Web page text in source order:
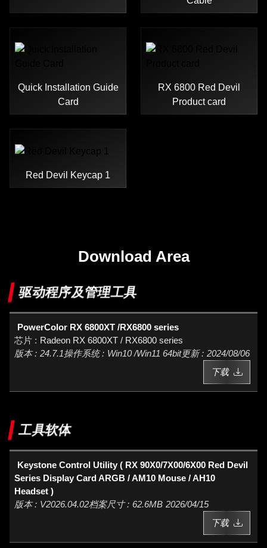
Quick Installation Guide
Card
RX 6800 Red Devil
Product card
Red Devil Keycap 1
Download Area
驱动程序及管理工具
PowerColor RX 6800XT /RX6800 series
Radeon RX 6800XT / RX6800 series
24.7.1
Win10 /Win11 64bit
2024/08/06
下载
工具软体
Keystone Control Utility ( RX 90X0/7X00/6X00 Red Devil
Series Display Card ARGB / AM10 Mouse / AH10
Headset )
V2026.04.02
62.6MB 2026/04/15
下载